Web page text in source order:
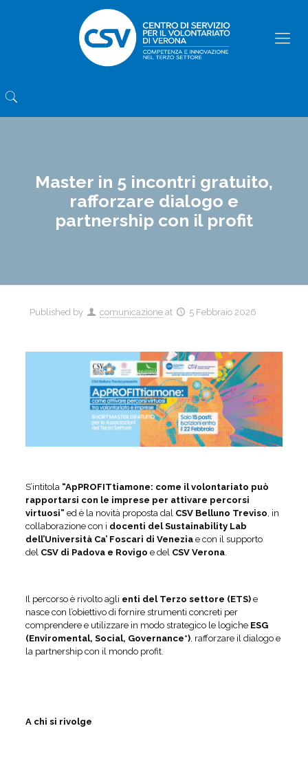
Master in 5 incontri gratuito,
rafforzare dialogo e
partnership con il profit
Published by comunicazione at 5 Febbraio 2026
S’intitola “ApPROFITtiamone: come il volontariato può
rapportarsi con le imprese per attivare percorsi
virtuosi” ed è la novità proposta dal CSV Belluno Treviso, in
collaborazione con i docenti del Sustainability Lab
dell’Università Ca’ Foscari di Veneziae con il supporto
del CSV di Padova e Rovigo e del CSV Verona.
Il percorso è rivolto agli enti del Terzo settore (ETS)e
nasce con l’obiettivo di fornire strumenti concreti per
comprendere e utilizzare in modo strategico le logiche ESG
(Enviromental, Social, Governance*), rafforzare il dialogo e
la partnership con il mondo profit.
A chi si rivolge